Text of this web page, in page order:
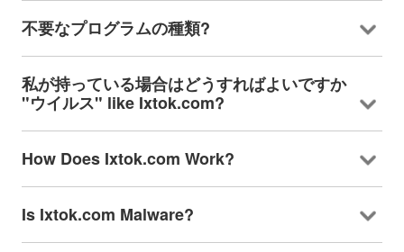
不要なプログラムの種類?
私が持っている場合はどうすればよいですか
"ウイルス" like Ixtok.com?
How Does Ixtok.com Work?
Is Ixtok.com Malware?